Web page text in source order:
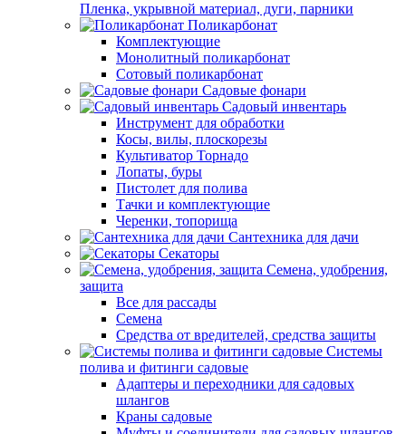
Пленка, укрывной материал, дуги, парники
Поликарбонат
Комплектующие
Монолитный поликарбонат
Сотовый поликарбонат
Садовые фонари
Садовый инвентарь
Инструмент для обработки
Косы, вилы, плоскорезы
Культиватор Торнадо
Лопаты, буры
Пистолет для полива
Тачки и комплектующие
Черенки, топорища
Сантехника для дачи
Секаторы
Семена, удобрения,
защита
Все для рассады
Семена
Средства от вредителей, средства защиты
Системы
полива и фитинги садовые
Адаптеры и переходники для садовых
шлангов
Краны садовые